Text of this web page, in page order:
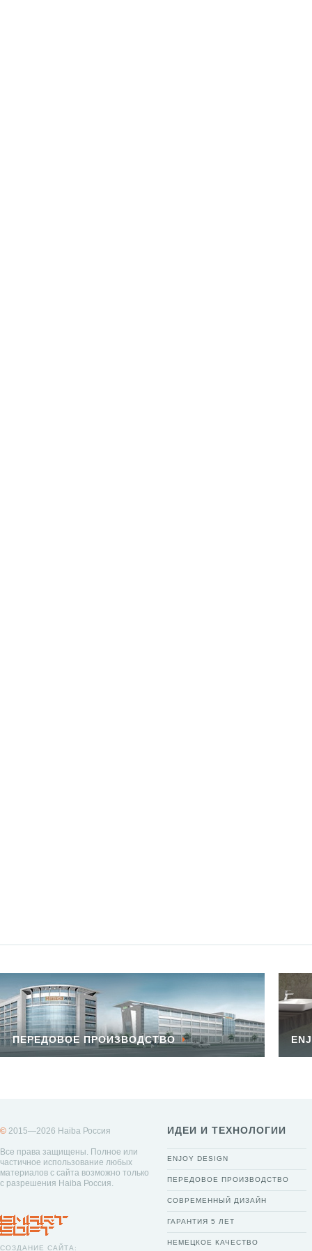
ПЕРЕДОВОЕ ПРОИЗВОДСТВО
© 2015—2026 Haiba Россия
Все права защищены. Полное или
частичное использование любых
материалов с сайта возможно только
с разрешения Haiba Россия.
СОЗДАНИЕ САЙТА:
ИДЕИ И ТЕХНОЛОГИИ
ENJOY DESIGN
ПЕРЕДОВОЕ ПРОИЗВОДСТВО
СОВРЕМЕННЫЙ ДИЗАЙН
ГАРАНТИЯ 5 ЛЕТ
НЕМЕЦКОЕ КАЧЕСТВО